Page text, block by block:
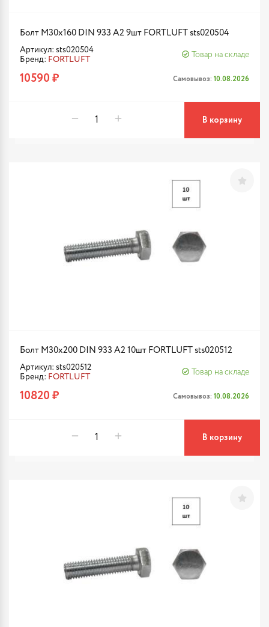
Болт М30х160 DIN 933 A2 9шт FORTLUFT sts020504
Артикул: sts020504
Бренд: FORTLUFT
Товар на складе
10590 ₽ Самовывоз: 10.08.2026
В корзину
Болт М30х200 DIN 933 A2 10шт FORTLUFT sts020512
Артикул: sts020512
Бренд: FORTLUFT
Товар на складе
10820 ₽ Самовывоз: 10.08.2026
В корзину